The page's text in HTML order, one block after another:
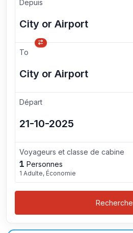
Depuis
To
Départ
Voyageurs et classe de cabine
1 Personnes
1 Adulte, Économie
Recherche